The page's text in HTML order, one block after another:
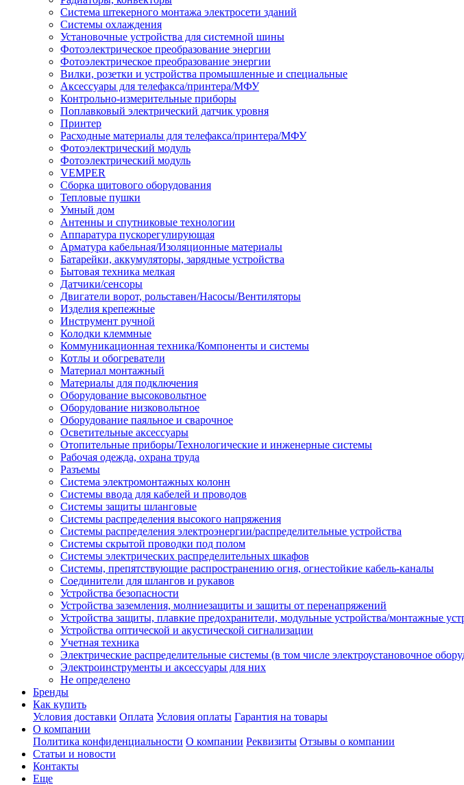
Система штекерного монтажа электросети зданий
Системы охлаждения
Установочные устройства для системной шины
Фотоэлектрическое преобразование энергии
Фотоэлектрическое преобразование энергии
Вилки, розетки и устройства промышленные и специальные
Аксессуары для телефакса/принтера/МФУ
Контрольно-измерительные приборы
Поплавковый электрический датчик уровня
Принтер
Расходные материалы для телефакса/принтера/МФУ
Фотоэлектрический модуль
Фотоэлектрический модуль
VEMPER
Сборка щитового оборудования
Тепловые пушки
Умный дом
Антенны и спутниковые технологии
Аппаратура пускорегулирующая
Арматура кабельная/Изоляционные материалы
Батарейки, аккумуляторы, зарядные устройства
Бытовая техника мелкая
Датчики/сенсоры
Двигатели ворот, рольставен/Насосы/Вентиляторы
Изделия крепежные
Инструмент ручной
Колодки клеммные
Коммуникационная техника/Компоненты и системы
Котлы и обогреватели
Материал монтажный
Материалы для подключения
Оборудование высоковольтное
Оборудование низковольтное
Оборудование паяльное и сварочное
Осветительные аксессуары
Отопительные приборы/Технологические и инженерные системы
Рабочая одежда, охрана труда
Разъемы
Система электромонтажных колонн
Системы ввода для кабелей и проводов
Системы защиты шланговые
Системы распределения высокого напряжения
Системы распределения электроэнергии/распределительные устройства
Системы скрытой проводки под полом
Системы электрических распределительных шкафов
Системы, препятствующие распространению огня, огнестойкие кабель-каналы
Соединители для шлангов и рукавов
Устройства безопасности
Устройства заземления, молниезащиты и защиты от перенапряжений
Устройства защиты, плавкие предохранители, модульные устройства/монтажные
Устройства оптической и акустической сигнализации
Учетная техника
Электрические распределительные системы (в том числе электроустановочное
Электроинструменты и аксессуары для них
Не определено
Бренды
Как купить
Условия доставки Оплата Условия оплаты Гарантия на товары
О компании
Политика конфиденциальности О компании Реквизиты Отзывы о компании
Статьи и новости
Контакты
Еще